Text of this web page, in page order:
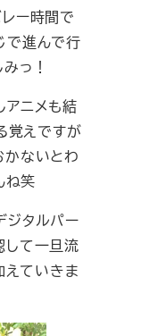
ー時間で
で進んで行
っ！
アニメも結
覚えですが
かないとわ
ね笑
ジタルパー
して一旦流
えていきま